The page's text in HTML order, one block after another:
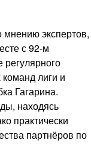
мнению экспертов,
с 92-м
лиги и
Гагарина.
находясь
практически
партнёров по